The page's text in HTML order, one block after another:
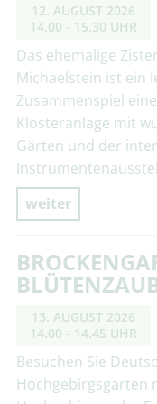
12. AUGUST 2026
14.00 - 15.30 UHR
Das ehemalige
Michaelstein ist ein
Zusammenspiel
Klosteranlage mit
Gärten und der
weiter
13. AUGUST 2026
14.00 - 14.45 UHR
Besuchen Sie
Hochgebirgsgarten